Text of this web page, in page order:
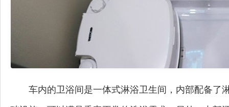
车内的卫浴间是一体式淋浴卫生间，内部配备了